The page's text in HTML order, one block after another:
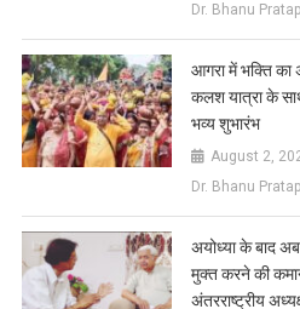
Dr. Bhanu
आगरा में भक्ति का
कलश यात्रा के
भव्य शुभारंभ
August 2,
Dr. Bhanu
अयोध्या के बाद
मुक्त करने की
अंतरराष्ट्रीय